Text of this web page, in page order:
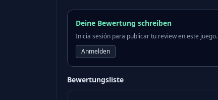
Deine Bewertung schreiben
Inicia sesión para publicar tu review en este juego.
Anmelden
Bewertungsliste